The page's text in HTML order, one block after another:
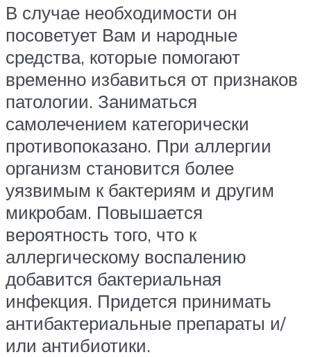
В случае необходимости он
посоветует Вам и народные
средства, которые помогают
временно избавиться от признаков
патологии. Заниматься
самолечением категорически
противопоказано. При аллергии
организм становится более
уязвимым к бактериям и другим
микробам. Повышается
вероятность того, что к
аллергическому воспалению
добавится бактериальная
инфекция. Придется принимать
антибактериальные препараты и/
или антибиотики.